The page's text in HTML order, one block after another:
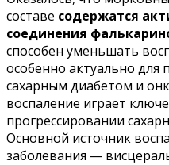
составе содержатся
соединения
способен уменьшать
особенно актуально
сахарным диабетом и
воспаление играет
прогрессировании
Основной источник
заболевания —